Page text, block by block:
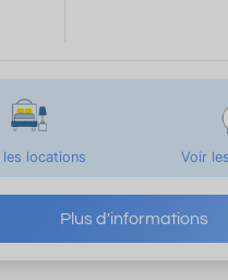
les locations Voir
Plus d'informations